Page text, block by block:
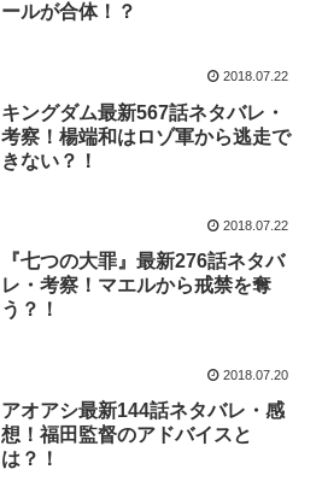
ールが合体！？
2018.07.22
キングダム最新567話ネタバレ・
考察！楊端和はロゾ軍から逃走で
きない？！
2018.07.22
『七つの大罪』最新276話ネタバ
レ・考察！マエルから戒禁を奪
う？！
2018.07.20
アオアシ最新144話ネタバレ・感
想！福田監督のアドバイスと
は？！